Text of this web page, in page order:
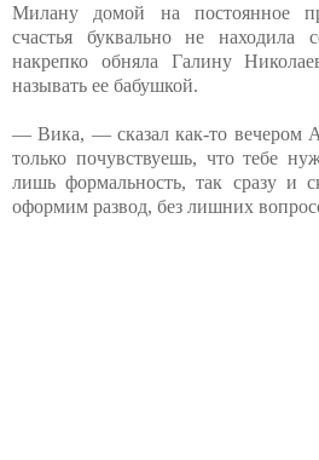
Милану домой на постоянное
счастья буквально не находила
накрепко обняла Галину
называть ее бабушкой.
— Вика, — сказал как-то вечером
только почувствуешь, что тебе
лишь формальность, так сразу
оформим развод, без лишних